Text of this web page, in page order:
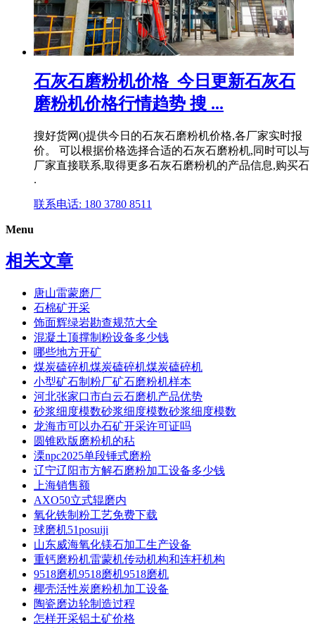
石灰石磨粉机价格_今日更新石灰石
磨粉机价格行情趋势 搜 ...
搜好货网()提供今日的石灰石磨粉机价格,各厂家实时报
价。 可以根据价格选择合适的石灰石磨粉机,同时可以与
厂家直接联系,取得更多石灰石磨粉机的产品信息,购买石
.
联系电话: 180 3780 8511
Menu
相关文章
唐山雷蒙磨厂
石棉矿开采
饰面辉绿岩勘查规范大全
混凝土顶撑制粉设备多少钱
哪些地方开矿
煤炭磕碎机煤炭磕碎机煤炭磕碎机
小型矿石制粉厂矿石磨粉机样本
河北张家口市白云石磨机产品优势
砂浆细度模数砂浆细度模数砂浆细度模数
龙海市可以办石矿开采许可证吗
圆锥欧版磨粉机的秥
溧npc2025单段锤式磨粉
辽宁辽阳市方解石磨粉加工设备多少钱
上海销售额
AXO50立式辊磨内
氧化铁制粉工艺免费下载
球磨机51posuiji
山东威海氧化镁石加工生产设备
重钙磨粉机雷蒙机传动机构和连杆机构
9518磨机9518磨机9518磨机
椰壳活性炭磨粉机加工设备
陶瓷磨边轮制造过程
怎样开采铝土矿价格